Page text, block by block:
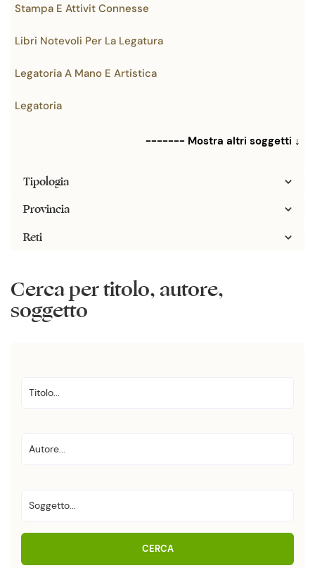
Stampa E Attivit Connesse
Libri Notevoli Per La Legatura
Legatoria A Mano E Artistica
Legatoria
------- Mostra altri soggetti ↓
Tipologia
Provincia
Reti
Cerca per titolo, autore,
soggetto
CERCA